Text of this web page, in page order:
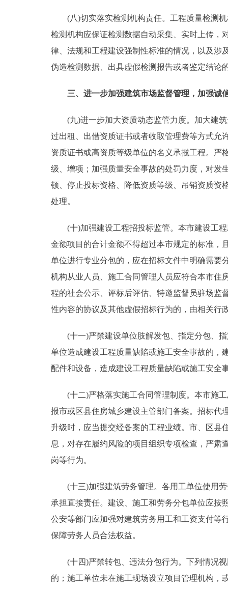
(八)切实落实检测机构责任。工程质量检测机
检测机构应保证检测数据自动采集、实时上传，
律、法规和工程建设强制性标准的情况，以及涉
伪造检测数据、出具虚假检测报告或者鉴定结论
三、进一步加强建筑市场监督管理，加强诚
(九)进一步加大资质动态监管力度。加大建筑
过出租、出借资质证书或者收取管理费等方式允
资质证书或高资质等级单位的名义承揽工程。严
级、增项；加强质量安全事故的处罚力度，对发
顿、停止投标资格、降低资质等级、吊销资质资
处理。
(十)加强建设工程招投标监管。本市建设工程
金额项目的合计金额不得超过本市规定的标准，
单位进行专业分包的，应在招标文件中明确需要
机构从业人员、施工合同管理人员应符合本市住
程的社会公示、评标后评估、特邀监督员驻场监
性内容的协议及其他虚假招标行为的，由相关行
(十一)严禁建设单位肢解发包、指定分包、指
单位造成建设工程质量缺陷或施工安全事故的，
配件和设备，造成建设工程质量缺陷或施工安全
(十二)严格落实施工合同管理制度。本市施工
报市或区县住房城乡建设主管部门备案。招标代
升级时，应当提交经备案的工程业绩。市、区县
息，对存在履约风险的项目组织专项检查，严肃
岗等行为。
(十三)加强建筑劳务管理。各用工单位使用劳
承担直接责任。建设、施工和劳务分包单位应按
公安等部门应加强对建筑劳务用工和工资支付等
保障劳务人员合法权益。
(十四)严禁转包、违法分包行为。下列情况视
的；施工单位未在施工现场设立项目管理机构，